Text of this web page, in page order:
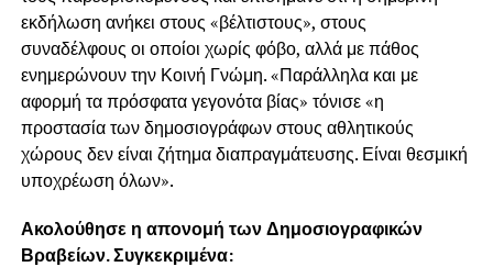
εκδήλωση ανήκει στους «βέλτιστους», στους
συναδέλφους οι οποίοι χωρίς φόβο, αλλά με πάθος
ενημερώνουν την Κοινή Γνώμη. «Παράλληλα και με
αφορμή τα πρόσφατα γεγονότα βίας» τόνισε «η
προστασία των δημοσιογράφων στους αθλητικούς
χώρους δεν είναι ζήτημα διαπραγμάτευσης. Είναι θεσμική
υποχρέωση όλων».
Ακολούθησε η απονομή των Δημοσιογραφικών
Βραβείων. Συγκεκριμένα: